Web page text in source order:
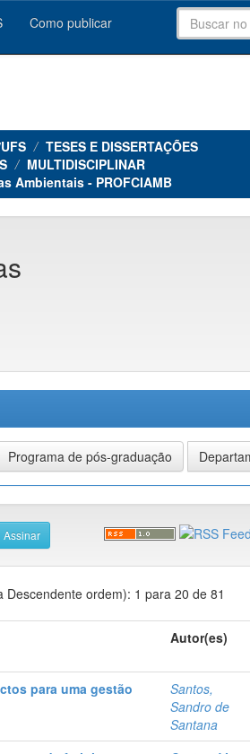
Como publicar
TESES E DISSERTAÇÕES
MULTIDISCIPLINAR
Ambientais - PROFCIAMB
ordem): 1 para 20 de 81
Autor(es)
para uma gestão
Santos,
Sandro de
Santana